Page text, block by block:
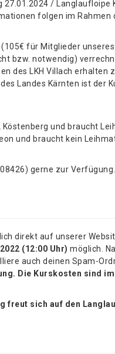
27.01.2024 / Langlaufloipe
folgen im Rahmen
für Mitglieder
bzw. notwendig)
des LKH Villach erhalten
Landes Kärnten ist der
Köstenberg und braucht
und braucht kein
gerne zur
direkt auf unserer
(12:00 Uhr) möglich.
auch deinen Spam-
Die Kurskosten sind
freut sich auf den